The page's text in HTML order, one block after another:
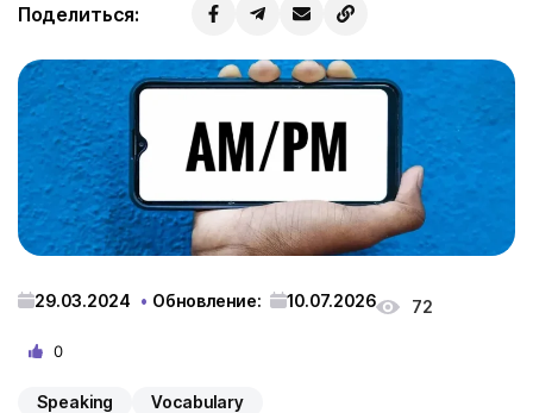
Поделиться:
29.03.2024 Обновление: 10.07.2026 72
0
Speaking Vocabulary